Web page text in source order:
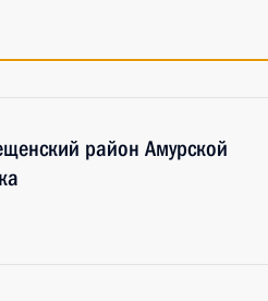
район Амурской